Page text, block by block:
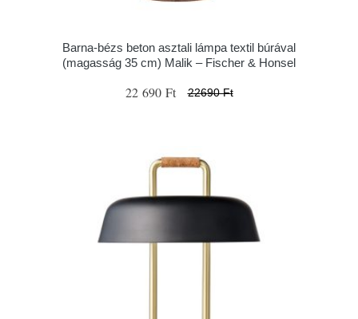
Barna-bézs beton asztali lámpa textil búrával
(magasság 35 cm) Malik – Fischer & Honsel
22 690 Ft 22690 Ft